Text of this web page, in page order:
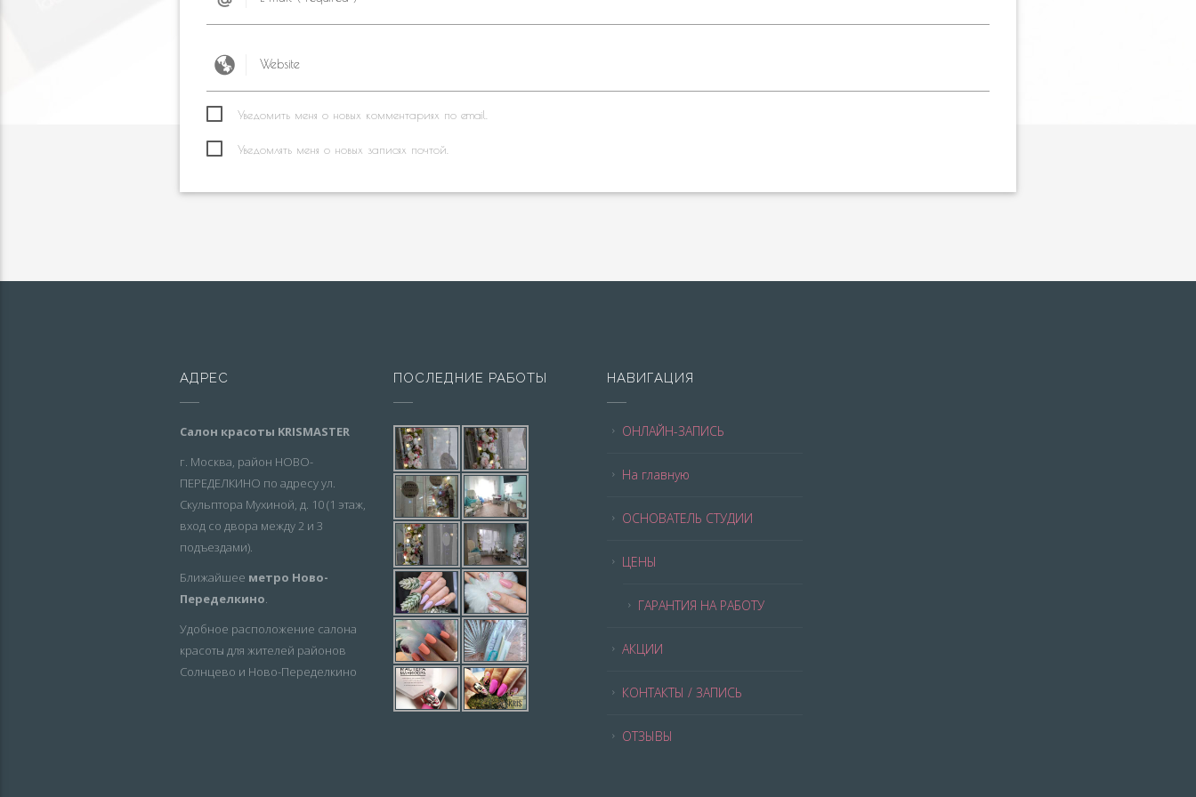
Уведомить меня о новых комментариях по email.
Уведомлять меня о новых записях почтой.
АДРЕС
Салон красоты KRISMASTER
г. Москва, район НОВО-
ПЕРЕДЕЛКИНО по адресу ул.
Скульптора Мухиной, д. 10 (1 этаж,
вход со двора между 2 и 3
подъездами).
Ближайшее метро Ново-
Переделкино.
Удобное расположение салона
красоты для жителей районов
Солнцево и Ново-Переделкино
ПОСЛЕДНИЕ РАБОТЫ НАВИГАЦИЯ
ОНЛАЙН-ЗАПИСЬ
На главную
ОСНОВАТЕЛЬ СТУДИИ
ЦЕНЫ
ГАРАНТИЯ НА РАБОТУ
АКЦИИ
КОНТАКТЫ / ЗАПИСЬ
ОТЗЫВЫ